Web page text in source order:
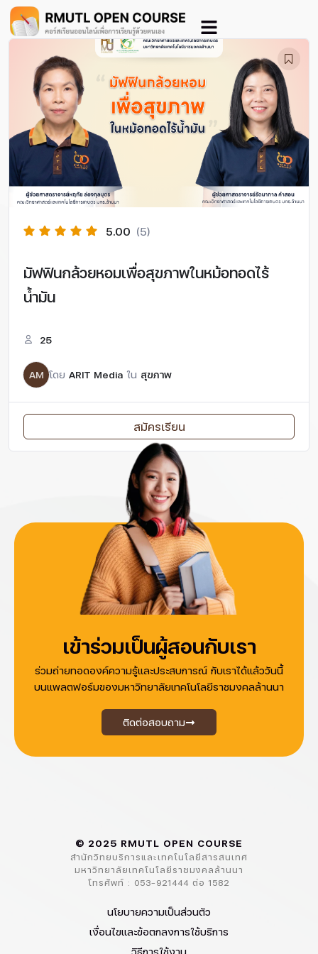
5.00 (5)
มัฟฟินกล้วยหอมเพื่อสุขภาพในหม้อทอดไร้
น้ำมัน
25
AM โดย ARIT Media ใน สุขภาพ
สมัครเรียน
เข้าร่วมเป็นผู้สอนกับเรา
ร่วมถ่ายทอดองค์ความรู้และประสบการณ์ กับเราได้แล้ววันนี้
บนแพลตฟอร์มของมหาวิทยาลัยเทคโนโลยีราชมงคลล้านนา
ติดต่อสอบถาม
© 2025 RMUTL OPEN COURSE
สำนักวิทยบริการและเทคโนโลยีสารสนเทศ
มหาวิทยาลัยเทคโนโลยีราชมงคลล้านนา
โทรศัพท์ : 053-921444 ต่อ 1582
นโยบายความเป็นส่วนตัว
เงื่อนไขและข้อตกลงการใช้บริการ